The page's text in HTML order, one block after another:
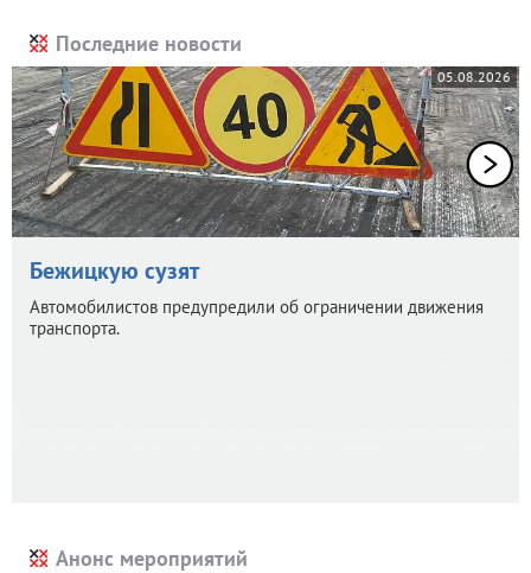
Последние новости
05.08.2026
Бежицкую сузят
Автомобилистов предупредили об ограничении движения
транспорта.
Анонс мероприятий